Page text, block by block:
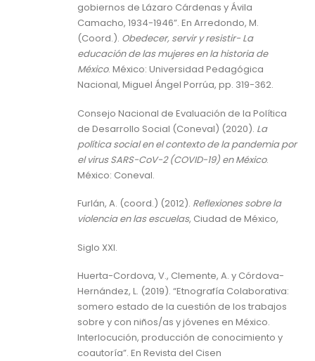
gobiernos de Lázaro Cárdenas y Ávila
Camacho, 1934-1946”. En Arredondo, M.
(Coord.). Obedecer, servir y resistir- La
educación de las mujeres en la historia de
México. México: Universidad Pedagógica
Nacional, Miguel Ángel Porrúa, pp. 319-362.
Consejo Nacional de Evaluación de la Política
de Desarrollo Social (Coneval) (2020). La
política social en el contexto de la pandemia por
el virus SARS-CoV-2 (COVID-19) en México.
México: Coneval.
Furlán, A. (coord.) (2012). Reflexiones sobre la
violencia en las escuelas, Ciudad de México,
Siglo XXI.
Huerta-Cordova, V., Clemente, A. y Córdova-
Hernández, L. (2019). “Etnografía Colaborativa:
somero estado de la cuestión de los trabajos
sobre y con niños/as y jóvenes en México.
Interlocución, producción de conocimiento y
coautoría”. En Revista del Cisen